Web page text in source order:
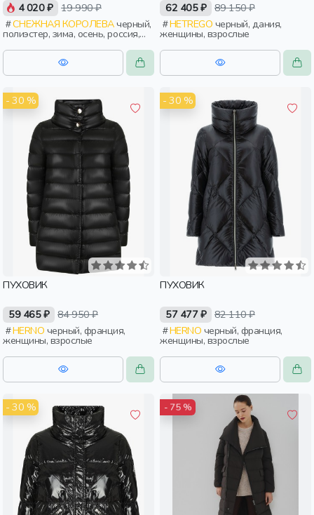
4 020 ₽ 19 990 ₽
СНЕЖНАЯ КОРОЛЕВАчерный,
полиэстер, зима, осень, россия,
прямые, капюшон, молния,
застежка, утепленные, стеганые,
прорези, карман, женщины,
взрослые
62 405 ₽ 89 150 ₽
HETREGO
женщины, взрослые
- 30 %
ПУХОВИК
59 465 ₽ 84 950 ₽
HERNO
женщины, взрослые
- 30 %
ПУХОВИК
57 477 ₽ 82 110 ₽
HERNO
женщины, взрослые
- 30 % - 75 %